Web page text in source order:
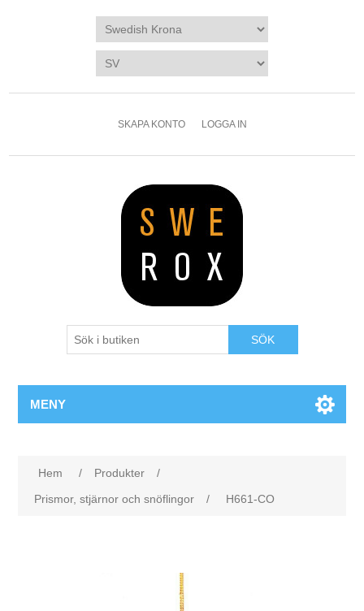
SKAPA KONTO LOGGA IN
SÖK
MENY
Hem / Produkter
/
Prismor, stjärnor och snöflingor
/ H661-CO